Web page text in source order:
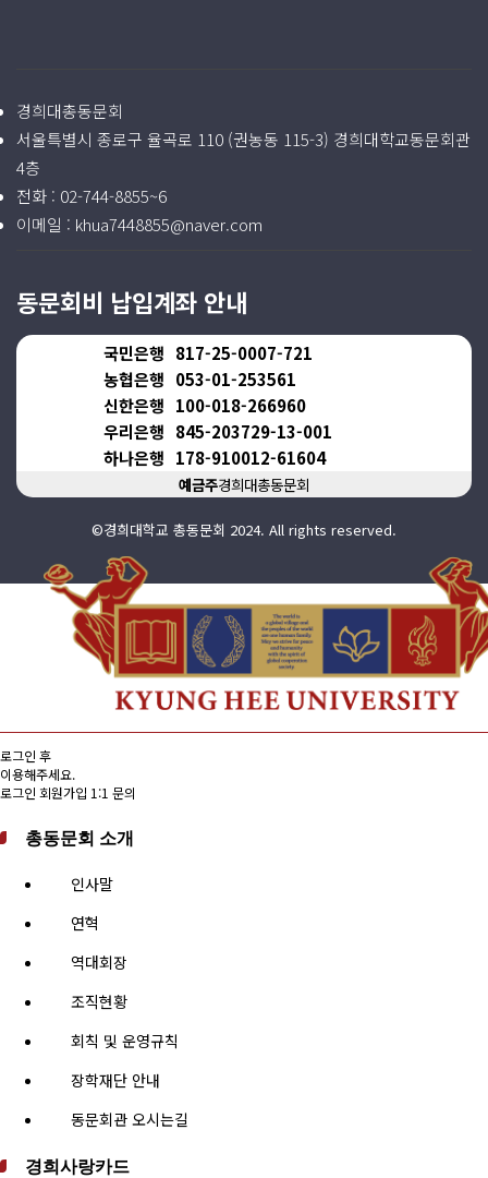
경희대총동문회
서울특별시 종로구 율곡로 110 (권농동 115-3) 경희대학교동문회관
4층
전화 : 02-744-8855~6
이메일 : khua7448855@naver.com
동문회비 납입계좌 안내
국민은행 817-25-0007-721
농협은행 053-01-253561
신한은행 100-018-266960
우리은행 845-203729-13-001
하나은행 178-910012-61604
예금주경희대총동문회
©경희대학교 총동문회 2024. All rights reserved.
로그인 후
이용해주세요.
로그인 회원가입 1:1 문의
총동문회 소개
인사말
연혁
역대회장
조직현황
회칙 및 운영규칙
장학재단 안내
동문회관 오시는길
경희사랑카드